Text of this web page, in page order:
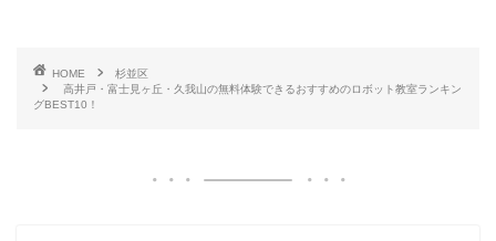
HOME
杉並区
高井戸・富士見ヶ丘・久我山の無料体験できるおすすめのロボット教室ランキン
グBEST10！